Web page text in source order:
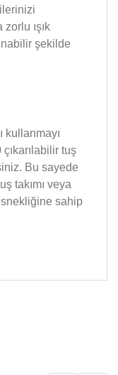
zorlu ışık
şekilde
kullanmayı
tuş
Bu sayede
takımı veya
sahip